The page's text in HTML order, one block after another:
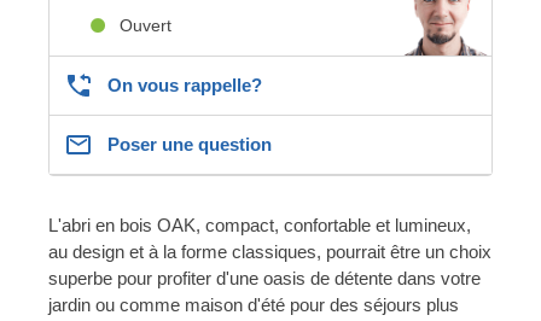
Ouvert
On vous rappelle?
Poser une question
L'abri en bois OAK, compact, confortable et lumineux,
au design et à la forme classiques, pourrait être un choix
superbe pour profiter d'une oasis de détente dans votre
jardin ou comme maison d'été pour des séjours plus